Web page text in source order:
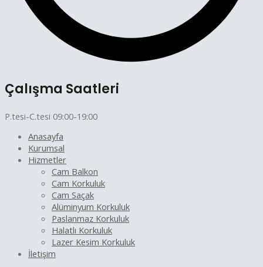
Çalışma Saatleri
P.tesi-C.tesi 09:00-19:00
Anasayfa
Kurumsal
Hizmetler
Cam Balkon
Cam Korkuluk
Cam Saçak
Alüminyum Korkuluk
Paslanmaz Korkuluk
Halatlı Korkuluk
Lazer Kesim Korkuluk
İletişim